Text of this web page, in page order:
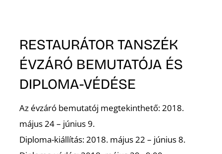
RESTAURÁTOR TANSZÉK
ÉVZÁRÓ BEMUTATÓJA ÉS
DIPLOMA-VÉDÉSE
Az évzáró bemutatój megtekinthető: 2018.
május 24 – június 9.
Diploma-kiállítás: 2018. május 22 – június 8.